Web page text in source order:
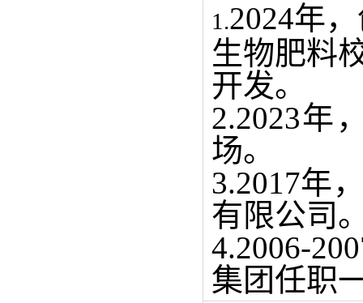
1.2024年
生物肥料
开发。
2.2023年
场。
3.2017年
有限公司
4.2006-
集团任职